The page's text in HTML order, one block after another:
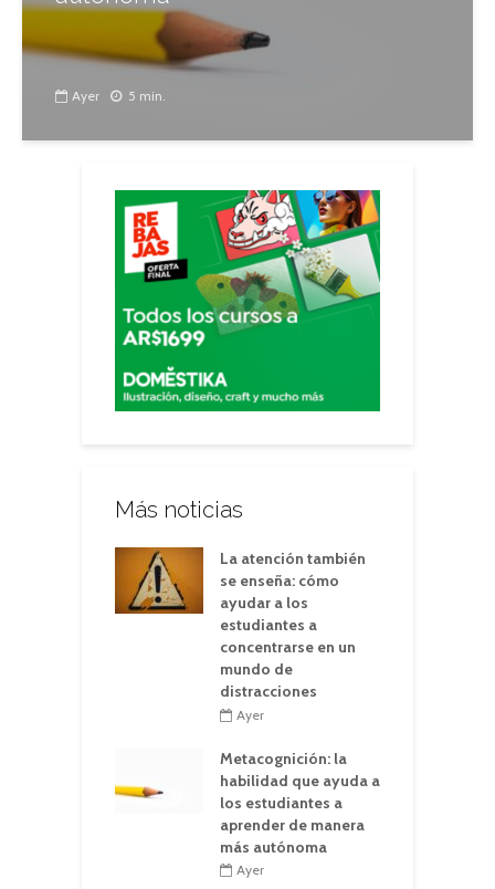
Ayer 5 min.
Más noticias
La atención también
se enseña: cómo
ayudar a los
estudiantes a
concentrarse en un
mundo de
distracciones
Ayer
Metacognición: la
habilidad que ayuda a
los estudiantes a
aprender de manera
más autónoma
Ayer